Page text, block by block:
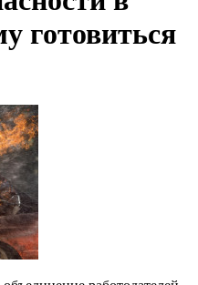
готовиться